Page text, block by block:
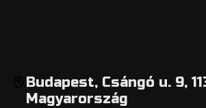
Budapest, Csángó u. 9,
Magyarország